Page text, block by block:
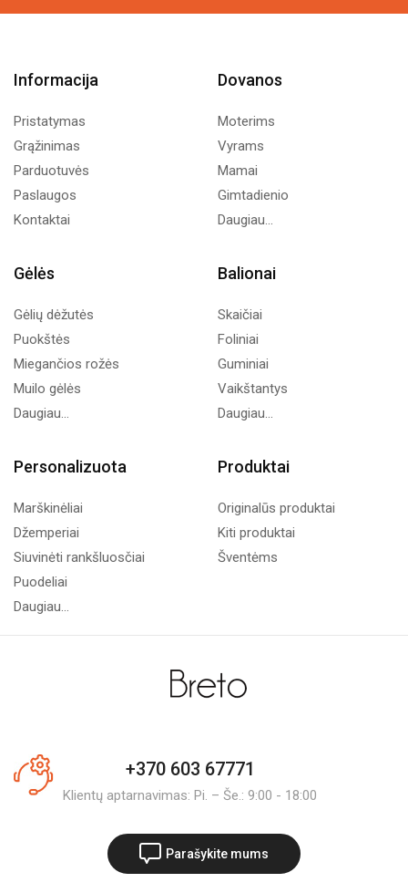
Informacija
Pristatymas
Grąžinimas
Parduotuvės
Paslaugos
Kontaktai
Dovanos
Moterims
Vyrams
Mamai
Gimtadienio
Daugiau...
Gėlės
Gėlių dėžutės
Puokštės
Miegančios rožės
Muilo gėlės
Daugiau...
Balionai
Skaičiai
Foliniai
Guminiai
Vaikštantys
Daugiau...
Personalizuota
Marškinėliai
Džemperiai
Siuvinėti rankšluosčiai
Puodeliai
Daugiau...
Produktai
Originalūs produktai
Kiti produktai
Šventėms
+370 603 67771
Klientų aptarnavimas: Pi. – Še.: 9:00 - 18:00
Parašykite mums